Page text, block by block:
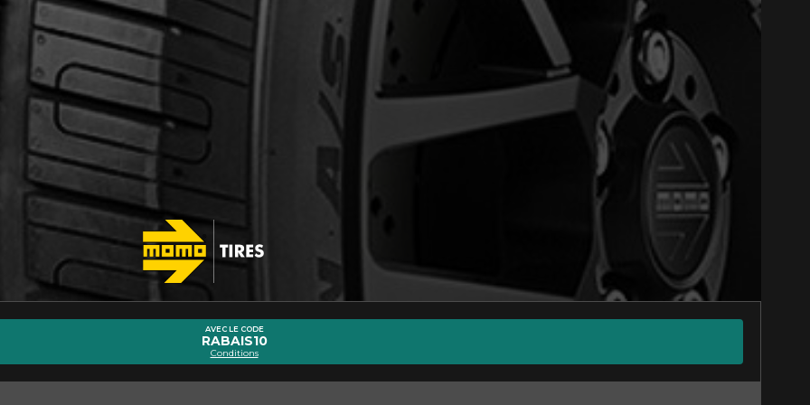
AVEC LE CODE
RABAIS10
Conditions
le FORCERUN M8 HT PRO